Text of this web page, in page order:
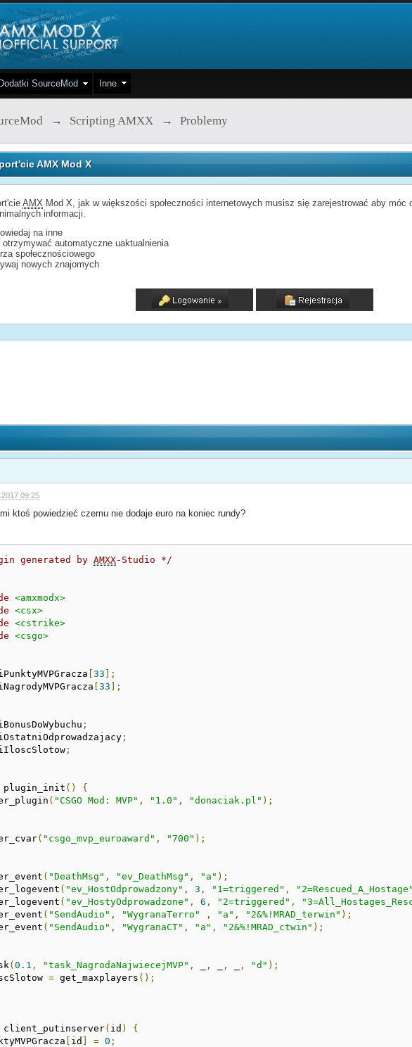
SourceMod Inne
→ Scripting AMXX → Problemy
AMX Mod X
AMX Mod X, jak w większości społeczności internetowych musisz się zarejestrować aby
informacji.
na inne
automatyczne uaktualnienia
społecznościowego
nowych znajomych
09:25
ktoś powiedzieć czemu nie dodaje euro na koniec rundy?
generated by AMXX-Studio */
<amxmodx>
<csx>
<cstrike>
<csgo>
[33 ];
[33 ];
;
;
;
plugin_init ()
{
( "CSGO Mod: MVP" , "1.0" , "donaciak.pl" );
( "csgo_mvp_euroaward" , "700" );
( "DeathMsg" , "ev_DeathMsg" , "a" );
( "ev_HostOdprowadzony" , 3 , "1=triggered" , "2=Rescued_A_Hostage"
( "ev_HostyOdprowadzone" , 6 , "2=triggered" ,
( "SendAudio" , "WygranaTerro" , "a" , "2&%!MRAD_terwin" );
( "SendAudio" , "WygranaCT" , "a" , "2&%!MRAD_ctwin" );
(0.1 , "task_NagrodaNajwiecejMVP" , , , , "d" );
= get_maxplayers ();
client_putinserver( id )
{
[ id ] = 0 ;